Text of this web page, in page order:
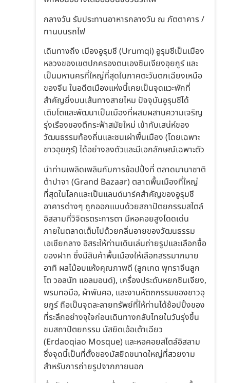
กลางวัน รับประทานอาหารกลางวัน ณ ภัตตาคาร /
ทานบนรถไฟ
เดินทางถึง เมืองอูรุมชี (Urumqi) อูรุมชีเป็นเมือง
หลวงของเขตปกครองตนเองซินเจียงอุยกูร์ และ
เป็นมหานครที่ใหญ่ที่สุดในภาคตะวันตกเฉียงเหนือ
ของจีน ในอดีตเมืองแห่งนี้เคยเป็นจุดแวะพักที่
สำคัญยิ่งบนเส้นทางสายไหม ปัจจุบันอูรุมชีได้
เติบโตและพัฒนาเป็นเมืองที่ผสมผสานความเจริญ
รุ่งเรืองของตึกระฟ้าสมัยใหม่ เข้ากับเสน่ห์ของ
วัฒนธรรมท้องถิ่นและชนเผ่าพื้นเมือง (โดยเฉพาะ
ชาวอุยกูร์) ได้อย่างลงตัวและมีเอกลักษณ์เฉพาะตัว
นำท่านเพลิดเพลินกับการช้อปปิ้งที่ ตลาดนานาชาติ
ต้าปาจา (Grand Bazaar) ตลาดพื้นเมืองที่ใหญ่
ที่สุดในโลกและเป็นแลนด์มาร์คสำคัญของอูรุมชี
อาคารต่างๆ ถูกออกแบบด้วยสถาปัตยกรรมสไตล์
อิสลามที่วิจิตรตระการตา มีหอคอยสูงโดดเด่น
ภายในตลาดเต็มไปด้วยกลิ่นอายของวัฒนธรรม
เอเชียกลาง อิสระให้ท่านเดินเล่นถ่ายรูปและเลือกซื้อ
ของฝาก ซึ่งมีสินค้าพื้นเมืองให้เลือกสรรมากมาย
อาทิ ผลไม้อบแห้งคุณภาพดี (ลูกเกด พุทราจีนลูก
โต วอลนัท แอลมอนด์), เครื่องประดับหยกซินเจียง,
พรมทอมือ, ผ้าพันคอ, และงานหัตถกรรมของชาวอุ
ยกูร์ ถือเป็นจุดละลายทรัพย์ที่ให้ท่านได้ช้อปปิ้งของ
ที่ระลึกอย่างจุใจก่อนเดินทางกลับไทยในวันรุ่งขึ้น
ชมสถาปัตยกรรม มัสยิดเอ้อเต้าเฉียว
(Erdaoqiao Mosque) และหอคอยสไตล์อิสลาม
ซึ่งจุดนี้เป็นที่ตั้งของมัสยิดขนาดใหญ่ที่สวยงาม
สำหรับการถ่ายรูปจากภายนอก